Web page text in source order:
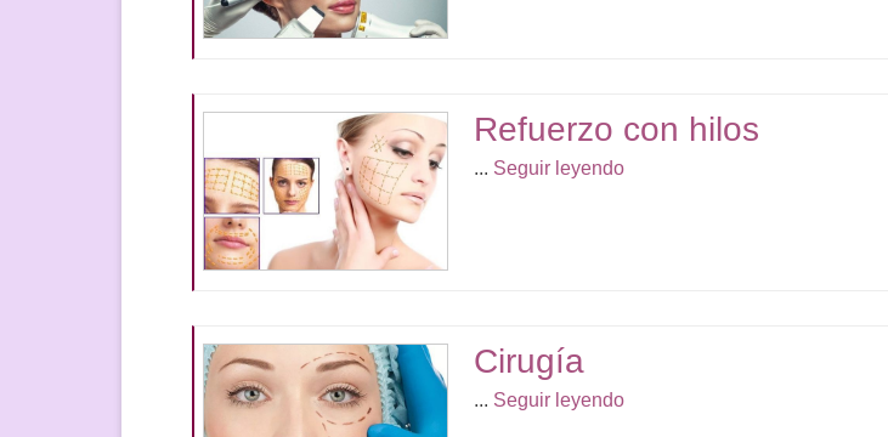
JÓVENES ESPECIALISTAS
ELECTRÓNICO
Refuerzo con hilos
... Seguir leyendo
Cirugía
... Seguir leyendo